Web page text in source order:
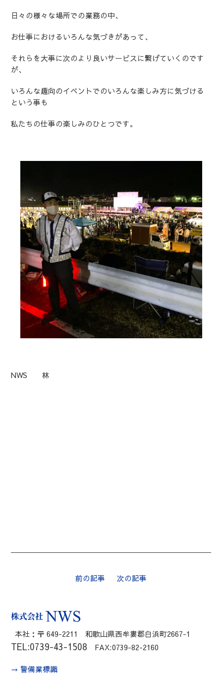
日々の様々な場所での業務の中、
お仕事におけるいろんな気づきがあって、
それらを大事に次のより良いサービスに繋げていくのです
が、
いろんな趣向のイベントでのいろんな楽しみ方に気づける
という事も
私たちの仕事の楽しみのひとつです。
NWS 林
前の記事 次の記事
本社：〒 649-2211 和歌山県西牟婁郡白浜町2667-1
TEL:0739-43-1508 FAX:0739-82-2160
→ 警備業標識